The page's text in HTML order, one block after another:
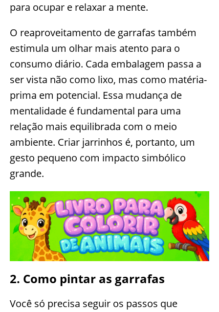
para ocupar e relaxar a mente.
O reaproveitamento de garrafas também
estimula um olhar mais atento para o
consumo diário. Cada embalagem passa a
ser vista não como lixo, mas como matéria-
prima em potencial. Essa mudança de
mentalidade é fundamental para uma
relação mais equilibrada com o meio
ambiente. Criar jarrinhos é, portanto, um
gesto pequeno com impacto simbólico
grande.
2. Como pintar as garrafas
Você só precisa seguir os passos que